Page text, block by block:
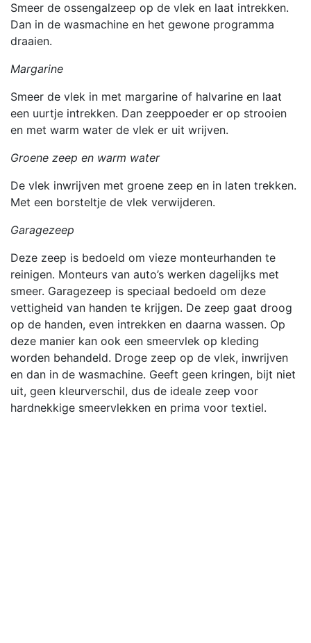
Smeer de ossengalzeep op de vlek en laat intrekken.
Dan in de wasmachine en het gewone programma
draaien.
Margarine
Smeer de vlek in met margarine of halvarine en laat
een uurtje intrekken. Dan zeeppoeder er op strooien
en met warm water de vlek er uit wrijven.
Groene zeep en warm water
De vlek inwrijven met groene zeep en in laten trekken.
Met een borsteltje de vlek verwijderen.
Garagezeep
Deze zeep is bedoeld om vieze monteurhanden te
reinigen. Monteurs van auto’s werken dagelijks met
smeer. Garagezeep is speciaal bedoeld om deze
vettigheid van handen te krijgen. De zeep gaat droog
op de handen, even intrekken en daarna wassen. Op
deze manier kan ook een smeervlek op kleding
worden behandeld. Droge zeep op de vlek, inwrijven
en dan in de wasmachine. Geeft geen kringen, bijt niet
uit, geen kleurverschil, dus de ideale zeep voor
hardnekkige smeervlekken en prima voor textiel.